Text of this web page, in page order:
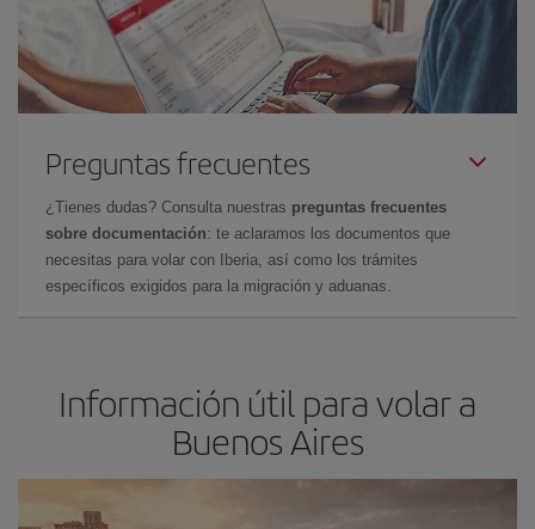
Preguntas frecuentes
¿Tienes dudas? Consulta nuestras preguntas frecuentes
sobre documentación: te aclaramos los documentos que
necesitas para volar con Iberia, así como los trámites
específicos exigidos para la migración y aduanas.
Información útil para volar a
Buenos Aires